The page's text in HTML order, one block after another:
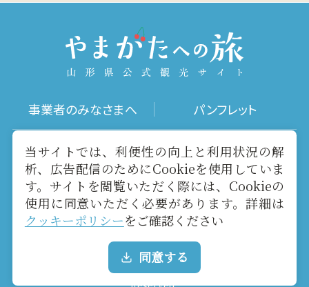
事業者のみなさまへ パンフレット
写真ダウンロード 動画ギャラリー
お役立ちリンク 当サイトについて
メールマガジン お問い合わせ
Copyright yamagatakanko.com 2020-2026 All Rights
当サイトでは、利便性の向上と利用状況の解
析、広告配信のためにCookieを使用していま
す。サイトを閲覧いただく際には、Cookieの
使用に同意いただく必要があります。詳細は
クッキーポリシーをご確認ください
同意する